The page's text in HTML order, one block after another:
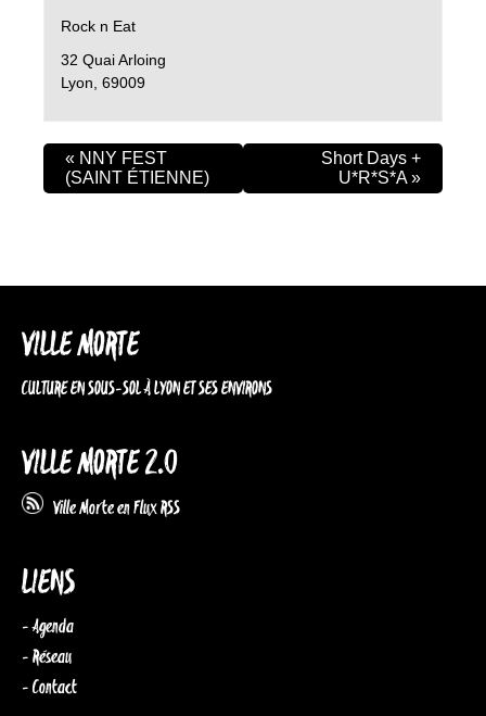
Rock n Eat
32 Quai Arloing
Lyon 69009
« NNY FEST
(SAINT ÉTIENNE)
Short Days +
U*R*S*A»
VILLE MORTE
CULTURE EN SOUS-SOL À LYON ET SES ENVIRONS
VILLE MORTE 2.0
Ville Morte en Flux RSS
LIENS
- Agenda
- Réseau
- Contact